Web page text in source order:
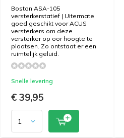
Boston ASA-105
versterkerstatief | Uitermate
goed geschikt voor ACUS
versterkers om deze
versterker op oor hoogte te
plaatsen. Zo ontstaat er een
ruimtelijk geluid.
Snelle levering
€ 39,95